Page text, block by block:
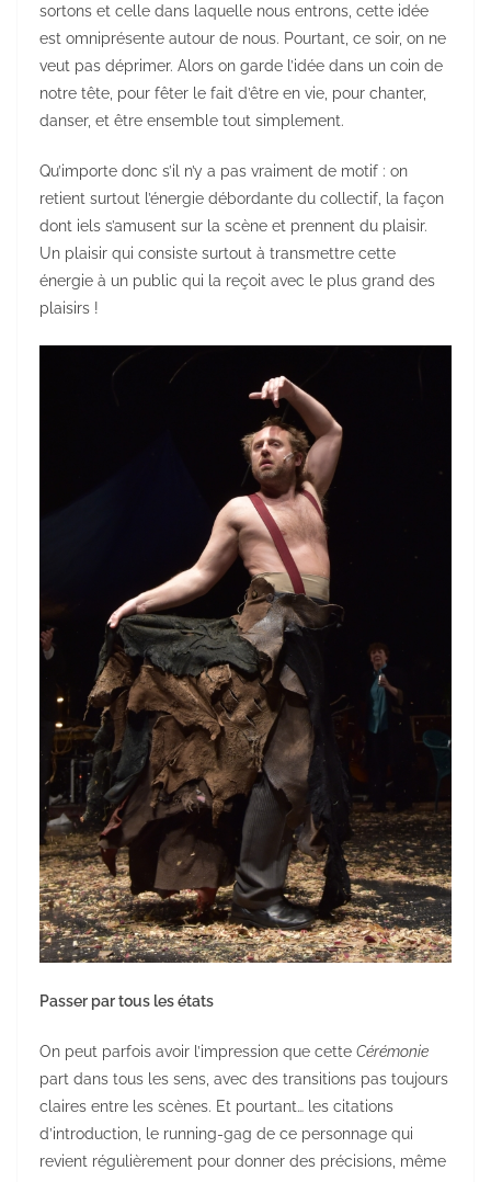
sortons et celle dans laquelle nous entrons, cette idée
est omniprésente autour de nous. Pourtant, ce soir, on ne
veut pas déprimer. Alors on garde l’idée dans un coin de
notre tête, pour fêter le fait d’être en vie, pour chanter,
danser, et être ensemble tout simplement.
Qu’importe donc s’il n’y a pas vraiment de motif : on
retient surtout l’énergie débordante du collectif, la façon
dont iels s’amusent sur la scène et prennent du plaisir.
Un plaisir qui consiste surtout à transmettre cette
énergie à un public qui la reçoit avec le plus grand des
plaisirs !
Passer par tous les états
On peut parfois avoir l’impression que cette Cérémonie
part dans tous les sens, avec des transitions pas toujours
claires entre les scènes. Et pourtant… les citations
d’introduction, le running-gag de ce personnage qui
revient régulièrement pour donner des précisions, même